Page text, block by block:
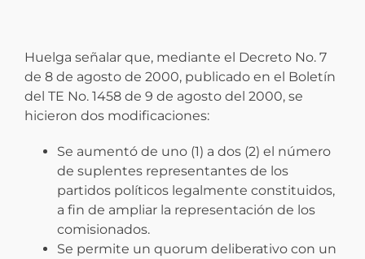
Huelga señalar que, mediante el Decreto No. 7
de 8 de agosto de 2000, publicado en el Boletín
del TE No. 1458 de 9 de agosto del 2000, se
hicieron dos modificaciones:
Se aumentó de uno (1) a dos (2) el número
de suplentes representantes de los
partidos políticos legalmente constituidos,
a fin de ampliar la representación de los
comisionados.
Se permite un quorum deliberativo con un